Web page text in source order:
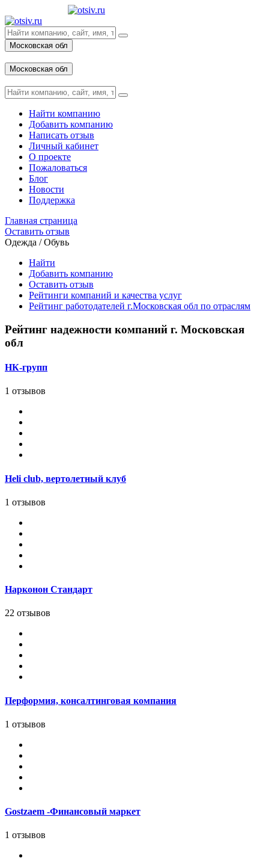
Московская обл
Московская обл
Найти компанию
Добавить компанию
Написать отзыв
Личный кабинет
О проекте
Пожаловаться
Блог
Новости
Поддержка
Главная страница
Оставить отзыв
Одежда / Обувь
Найти
Добавить компанию
Оставить отзыв
Рейтинги компаний и качества услуг
Рейтинг работодателей г.Московская обл по отраслям
Рейтинг надежности компаний г. Московская
обл
НК-групп
1 отзывов
Heli club, вертолетный клуб
1 отзывов
Нарконон Стандарт
22 отзывов
Перформия, консалтинговая компания
1 отзывов
Gostzaem -Финансовый маркет
1 отзывов